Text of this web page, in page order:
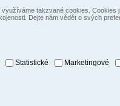
takzvané cookies.
Dejte nám vědět o svých
Statistické Marketingové